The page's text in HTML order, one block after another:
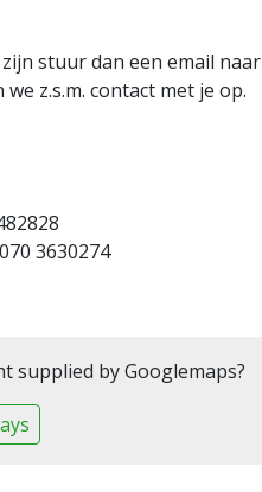
stuur dan een email naar
z.s.m. contact met je op.
3630274
supplied byGooglemaps?